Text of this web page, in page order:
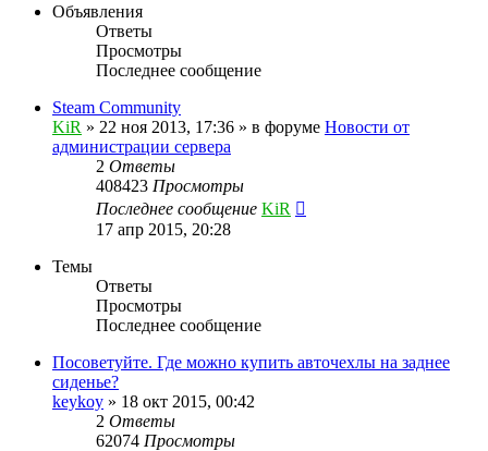
Объявления
Ответы
Просмотры
Последнее сообщение
Steam Community
KiR » 22 ноя 2013, 17:36 » в форуме Новости от
администрации сервера
2 Ответы
408423 Просмотры
Последнее сообщение KiR
17 апр 2015, 20:28
Темы
Ответы
Просмотры
Последнее сообщение
Посоветуйте. Где можно купить авточехлы на заднее
сиденье?
keykoy » 18 окт 2015, 00:42
2 Ответы
62074 Просмотры